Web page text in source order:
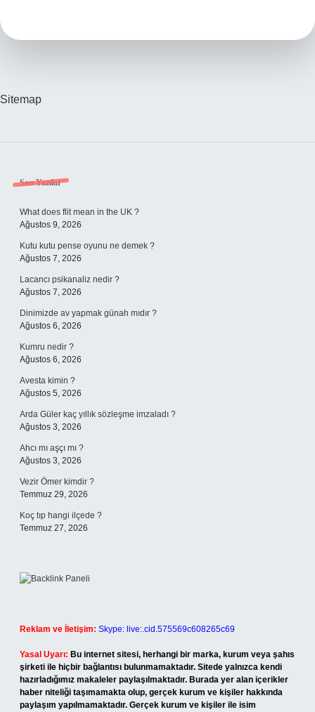
Sitemap
Sidebar
Son Yazılar
What does flit mean in the UK ?
Ağustos 9, 2026
Kutu kutu pense oyunu ne demek ?
Ağustos 7, 2026
Lacancı psikanaliz nedir ?
Ağustos 7, 2026
Dinimizde av yapmak günah mıdır ?
Ağustos 6, 2026
Kumru nedir ?
Ağustos 6, 2026
Avesta kimin ?
Ağustos 5, 2026
Arda Güler kaç yıllık sözleşme imzaladı ?
Ağustos 3, 2026
Ahcı mı aşçı mı ?
Ağustos 3, 2026
Vezir Ömer kimdir ?
Temmuz 29, 2026
Koç tıp hangi ilçede ?
Temmuz 27, 2026
Reklam ve İletişim: Skype: live:.cid.575569c608265c69
Yasal Uyarı: Bu internet sitesi, herhangi bir marka, kurum veya şahıs
şirketi ile hiçbir bağlantısı bulunmamaktadır. Sitede yalnızca kendi
hazırladığımız makaleler paylaşılmaktadır. Burada yer alan içerikler
haber niteliği taşımamakta olup, gerçek kurum ve kişiler hakkında
paylaşım yapılmamaktadır. Gerçek kurum ve kişiler ile isim